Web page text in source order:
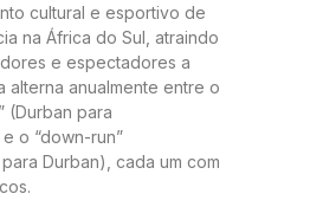
cultural e esportivo de
na África do Sul, atraindo
e espectadores a
alterna anualmente entre o
(Durban para
o “down-run”
Durban), cada um com